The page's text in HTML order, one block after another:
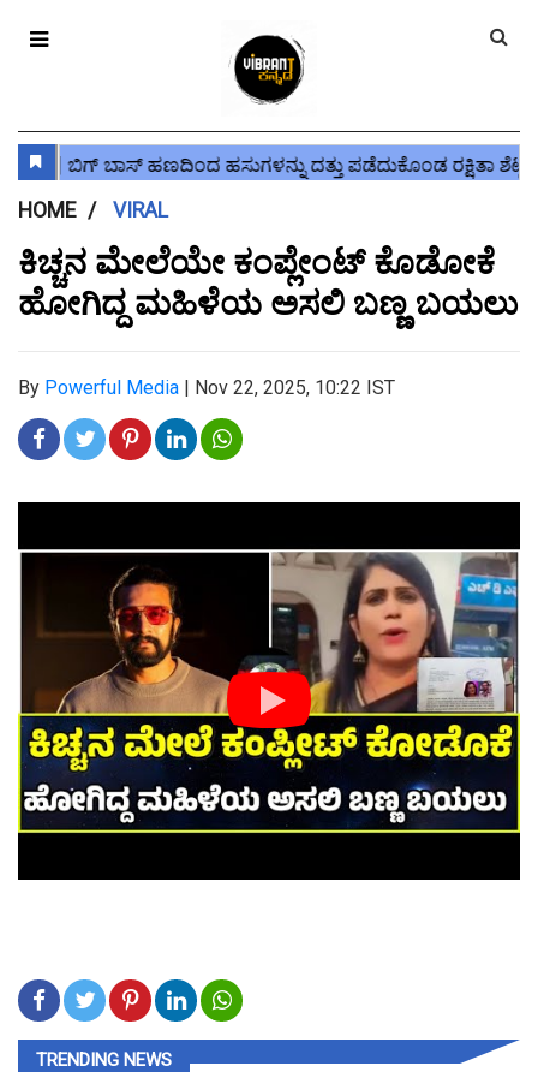
HOME VIRAL
ಕಿಚ್ಚನ ಮೇಲೆಯೇ ಕಂಪ್ಲೇಂಟ್ ಕೊಡೋಕೆ
ಹೋಗಿದ್ದ ಮಹಿಳೆಯ ಅಸಲಿ ಬಣ್ಣ ಬಯಲು
By Powerful Media | Nov 22, 2025, 10:22 IST
TRENDING NEWS